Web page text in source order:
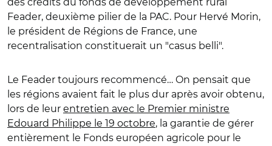
Feader, deuxième pilier de la PAC. Pour Hervé Morin,
le président de Régions de France, une
recentralisation constituerait un "casus belli".
Le Feader toujours recommencé… On pensait que
les régions avaient fait le plus dur après avoir obtenu,
lors de leur entretien avec le Premier ministre
Edouard Philippe le 19 octobre, la garantie de gérer
entièrement le Fonds européen agricole pour le